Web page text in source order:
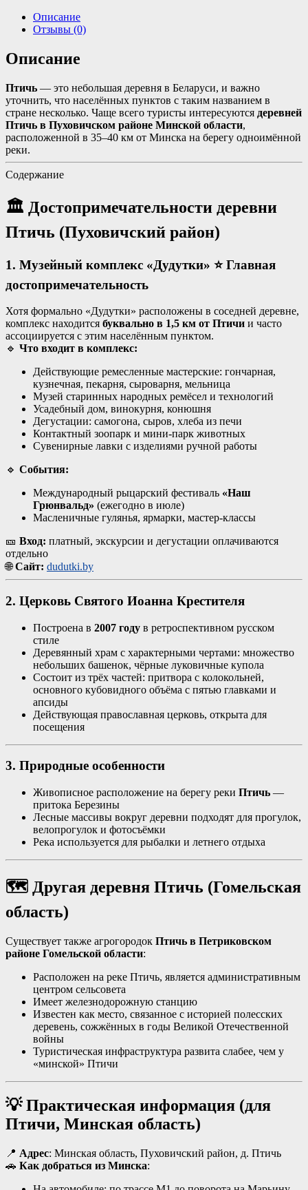
Описание
Отзывы (0)
Описание
Птичь — это небольшая деревня в Беларуси, и важно
уточнить, что населённых пунктов с таким названием в
стране несколько. Чаще всего туристы интересуются деревней
Птичь в Пуховичском районе Минской области,
расположенной в 35–40 км от Минска на берегу одноимённой
реки.
Содержание
🏛️ Достопримечательности деревни
Птичь (Пуховичский район)
1. Музейный комплекс «Дудутки» ⭐ Главная
достопримечательность
Хотя формально «Дудутки» расположены в соседней деревне,
комплекс находится буквально в 1,5 км от Птичи и часто
ассоциируется с этим населённым пунктом.
🔹 Что входит в комплекс:
Действующие ремесленные мастерские: гончарная,
кузнечная, пекарня, сыроварня, мельница
Музей старинных народных ремёсел и технологий
Усадебный дом, винокурня, конюшня
Дегустации: самогона, сыров, хлеба из печи
Контактный зоопарк и мини-парк животных
Сувенирные лавки с изделиями ручной работы
🔹 События:
Международный рыцарский фестиваль «Наш
Грюнвальд» (ежегодно в июле)
Масленичные гулянья, ярмарки, мастер-классы
🎫 Вход: платный, экскурсии и дегустации оплачиваются
отдельно
🌐Сайт: dudutki.by
2. Церковь Святого Иоанна Крестителя
Построена в 2007 году в ретроспективном русском
стиле
Деревянный храм с характерными чертами: множество
небольших башенок, чёрные луковичные купола
Состоит из трёх частей: притвора с колокольней,
основного кубовидного объёма с пятью главками и
апсиды
Действующая православная церковь, открыта для
посещения
3. Природные особенности
Живописное расположение на берегу реки Птичь —
притока Березины
Лесные массивы вокруг деревни подходят для прогулок,
велопрогулок и фотосъёмки
Река используется для рыбалки и летнего отдыха
🗺️ Другая деревня Птичь (Гомельская
область)
Существует также агрогородок Птичь в Петриковском
районе Гомельской области:
Расположен на реке Птичь, является административным
центром сельсовета
Имеет железнодорожную станцию
Известен как место, связанное с историей полесских
деревень, сожжённых в годы Великой Отечественной
войны
Туристическая инфраструктура развита слабее, чем у
«минской» Птичи
💡 Практическая информация (для
Птичи, Минская область)
📍 Адрес: Минская область, Пуховичский район, д. Птичь
🚗 Как добраться из Минска: